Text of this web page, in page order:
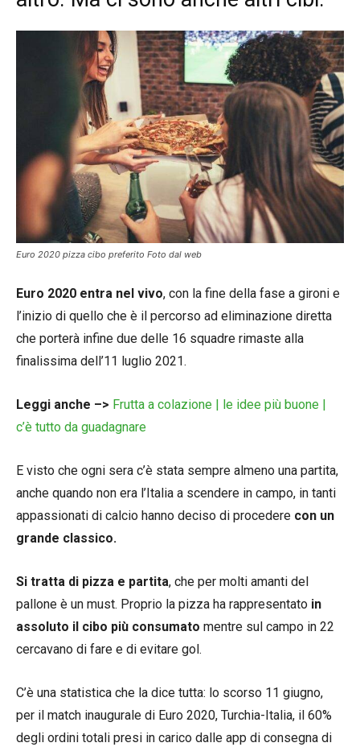
Euro 2020 pizza cibo preferito Foto dal web
Euro 2020 entra nel vivo, con la fine della fase a gironi e
l’inizio di quello che è il percorso ad eliminazione diretta
che porterà infine due delle 16 squadre rimaste alla
finalissima dell’11 luglio 2021.
Leggi anche –> Frutta a colazione | le idee più buone |
c’è tutto da guadagnare
E visto che ogni sera c’è stata sempre almeno una partita,
anche quando non era l’Italia a scendere in campo, in tanti
appassionati di calcio hanno deciso di procedere con un
grande classico.
Si tratta di pizza e partita, che per molti amanti del
pallone è un must. Proprio la pizza ha rappresentato in
assoluto il cibo più consumato mentre sul campo in 22
cercavano di fare e di evitare gol.
C’è una statistica che la dice tutta: lo scorso 11 giugno,
per il match inaugurale di Euro 2020, Turchia-Italia, il 60%
degli ordini totali presi in carico dalle app di consegna di